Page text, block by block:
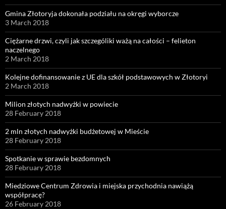
Gmina Złotoryja dokonała podziału na okręgi wyborcze
3 March 2018
Ciężarne drzwi, czyli jak szczególiki ważą na całości – felieton
naczelnego
2 March 2018
Kolejne dofinansowanie z UE dla szkół podstawowych w Złotoryi
2 March 2018
Milion złotych nadwyżki w powiecie
28 February 2018
2 mln złotych nadwyżki budżetowej w Mieście
28 February 2018
Spotkanie w sprawie bezdomnych
28 February 2018
Miedziowe Centrum Zdrowia i miejska przychodnia nawiążą
współpracę?
26 February 2018